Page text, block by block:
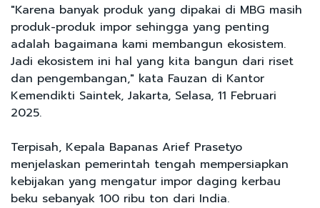
"Karena banyak produk yang dipakai di MBG masih
produk-produk impor sehingga yang penting
adalah bagaimana kami membangun ekosistem.
Jadi ekosistem ini hal yang kita bangun dari riset
dan pengembangan," kata Fauzan di Kantor
Kemendikti Saintek, Jakarta, Selasa, 11 Februari
2025.
Terpisah, Kepala Bapanas Arief Prasetyo
menjelaskan pemerintah tengah mempersiapkan
kebijakan yang mengatur impor daging kerbau
beku sebanyak 100 ribu ton dari India.